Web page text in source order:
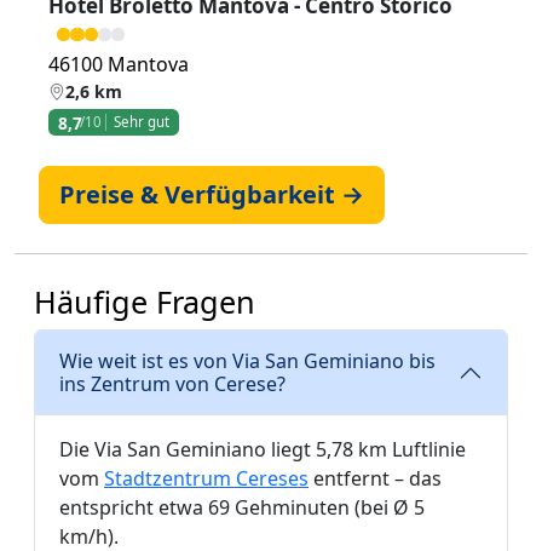
46100 Mantova
2,6 km
8,7/10 Sehr gut
Preise & Verfügbarkeit →
Häufige Fragen
Wie weit ist es von Via San Geminiano bis
ins Zentrum von Cerese?
Die Via San Geminiano liegt 5,78 km Luftlinie
vom Stadtzentrum Cereses entfernt – das
entspricht etwa 69 Gehminuten (bei Ø 5
km/h).